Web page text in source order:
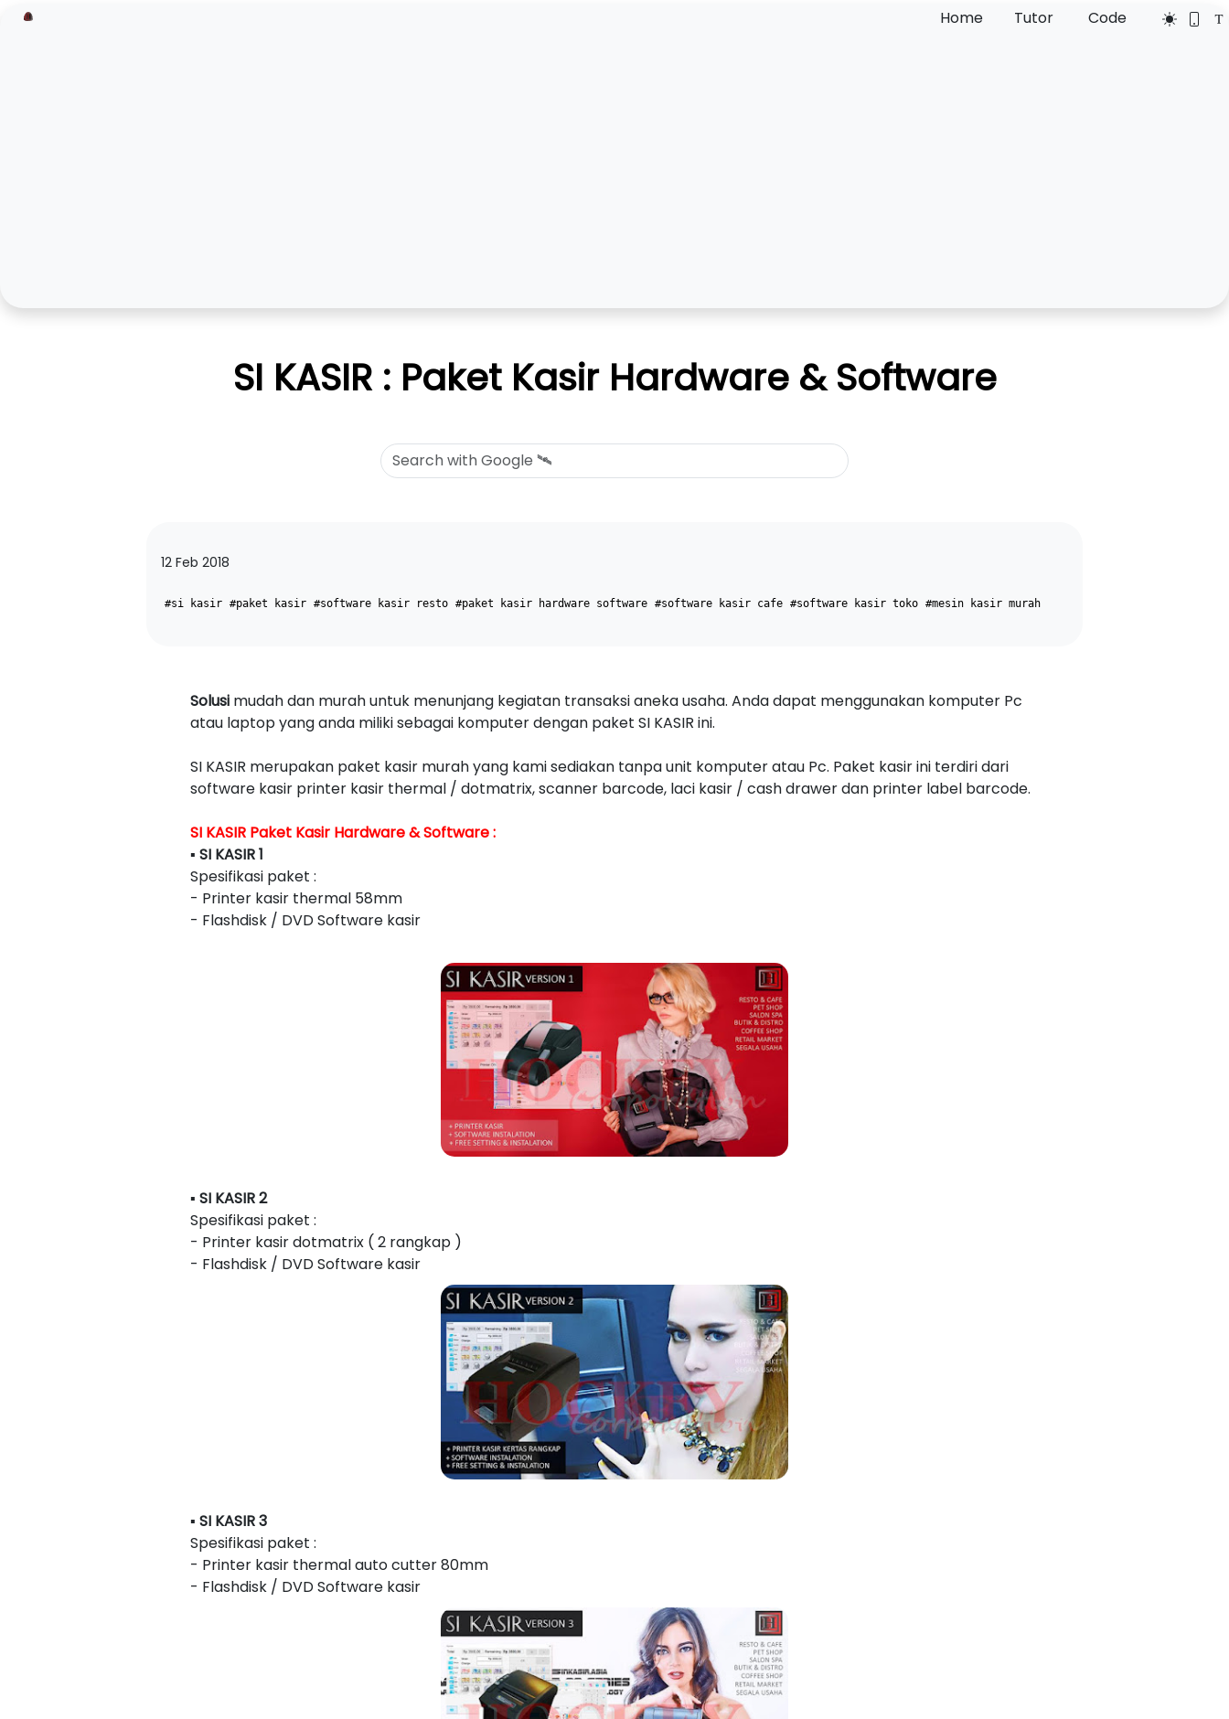
Home Tutor Code
SI KASIR : Paket Kasir Hardware & Software
12 Feb 2018
#si kasir #paket kasir #software kasir resto #paket kasir hardware software #software kasir cafe #software kasir toko #mesin kasir murah
Solusi mudah dan murah untuk menunjang kegiatan transaksi aneka usaha. Anda dapat menggunakan komputer Pc
atau laptop yang anda miliki sebagai komputer dengan paket SI KASIR ini.
SI KASIR merupakan paket kasir murah yang kami sediakan tanpa unit komputer atau Pc. Paket kasir ini terdiri dari
software kasir printer kasir thermal / dotmatrix, scanner barcode, laci kasir / cash drawer dan printer label barcode.
SI KASIR Paket Kasir Hardware & Software :
▪ SI KASIR 1
Spesifikasi paket :
- Printer kasir thermal 58mm
- Flashdisk / DVD Software kasir
▪ SI KASIR 2
Spesifikasi paket :
- Printer kasir dotmatrix ( 2 rangkap )
- Flashdisk / DVD Software kasir
▪ SI KASIR 3
Spesifikasi paket :
- Printer kasir thermal auto cutter 80mm
- Flashdisk / DVD Software kasir